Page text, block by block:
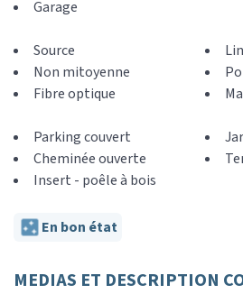
Garage
Source
Non mitoyenne
Fibre optique
Parking couvert
Cheminée ouverte
Insert - poêle à bois
En bon état
MEDIAS ET DESCRIPTION